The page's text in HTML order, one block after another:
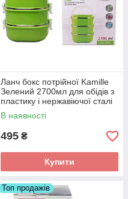
Ланч бокс потрійної Kamille
Зелений 2700мл для обідів з
пластику і нержавіючої сталі
KM-2114
В наявності
495 ₴
Купити
Топ продажів